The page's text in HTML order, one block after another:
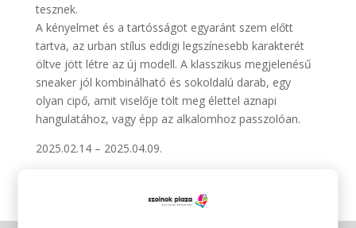
tesznek.
A kényelmet és a tartósságot egyaránt szem előtt
tartva, az urban stílus eddigi legszínesebb karakterét
öltve jött létre az új modell. A klasszikus megjelenésű
sneaker jól kombinálható és sokoldalú darab, egy
olyan cipő, amit viselője tölt meg élettel aznapi
hangulatához, vagy épp az alkalomhoz passzolóan.
2025.02.14 – 2025.04.09.